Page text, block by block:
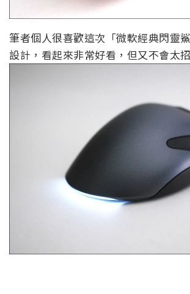
筆者個人很喜歡這次「微軟經典閃靈
設計，看起來非常好看，但又不會太招